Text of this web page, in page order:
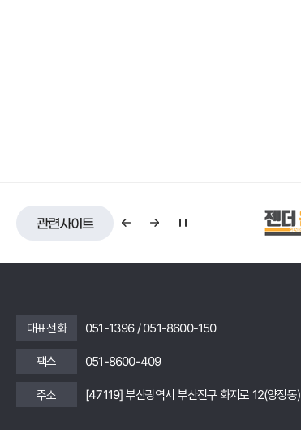
관련사이트
대표전화 051-1396 / 051-8600-150
팩스 051-8600-409
주소 [47119] 부산광역시 부산진구 화지로 12(양정동)